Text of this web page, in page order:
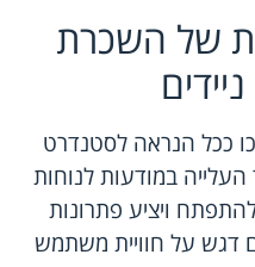
של השכרת
ככל הנראה לסטנדרט
העלייה במודעות לנוחות
ויציע פתרונות
דגש על חוויית משתמש